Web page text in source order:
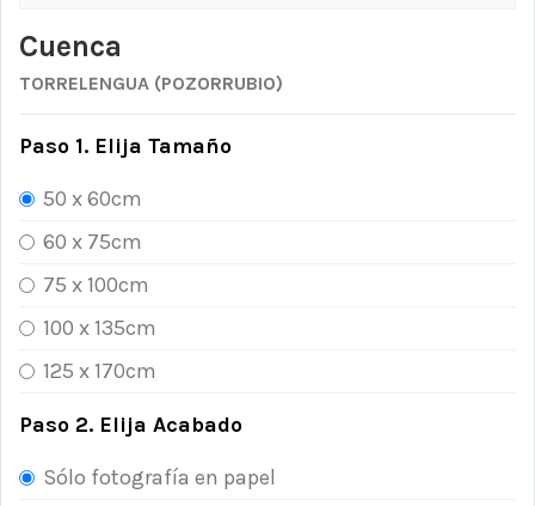
Cuenca
TORRELENGUA (POZORRUBIO)
Paso 1. Elija Tamaño
50 x 60cm
60 x 75cm
75 x 100cm
100 x 135cm
125 x 170cm
Paso 2. Elija Acabado
Sólo fotografía en papel